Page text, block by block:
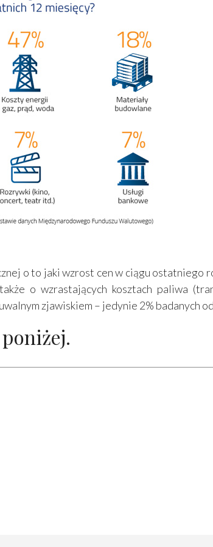
o to jaki wzrost cen w ciągu ostatniego
o wzrastających kosztach paliwa
zjawiskiem – jedynie 2% badanych